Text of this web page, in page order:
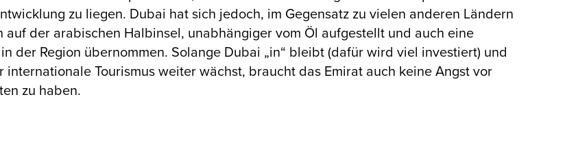
zu liegen. Dubai hat sich jedoch, im Gegensatz zu vielen anderen Ländern
auf der arabischen Halbinsel, unabhängiger vom Öl aufgestellt und auch eine
der Region übernommen. Solange Dubai „in“ bleibt (dafür wird viel investiert) und
internationale Tourismus weiter wächst, braucht das Emirat auch keine Angst vor
zu haben.